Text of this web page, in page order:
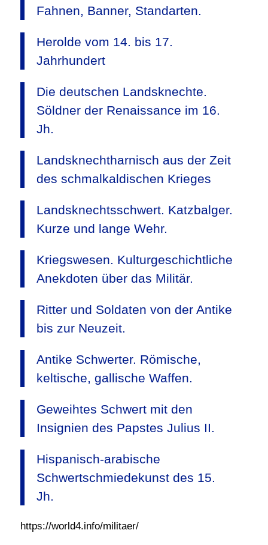
Fahnen, Banner, Standarten.
Herolde vom 14. bis 17.
Jahrhundert
Die deutschen Landsknechte.
Söldner der Renaissance im 16.
Jh.
Landsknechtharnisch aus der Zeit
des schmalkaldischen Krieges
Landsknechtsschwert. Katzbalger.
Kurze und lange Wehr.
Kriegswesen. Kulturgeschichtliche
Anekdoten über das Militär.
Ritter und Soldaten von der Antike
bis zur Neuzeit.
Antike Schwerter. Römische,
keltische, gallische Waffen.
Geweihtes Schwert mit den
Insignien des Papstes Julius II.
Hispanisch-arabische
Schwertschmiedekunst des 15.
Jh.
https://world4.info/militaer/